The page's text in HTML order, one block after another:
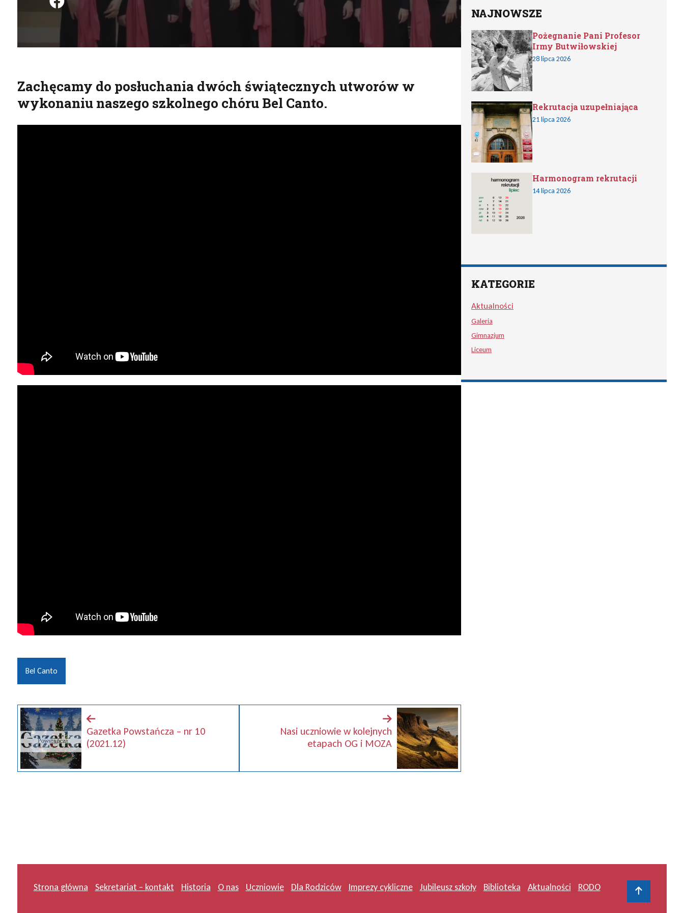
Zachęcamy do posłuchania dwóch świątecznych utworów w
wykonaniu naszego szkolnego chóru Bel Canto.
Bel Canto
Gazetka Powstańcza – nr 10
(2021.12)
Nasi uczniowie w kolejnych
etapach OG i MOZA
NAJNOWSZE
Pożegnanie Pani Profesor
Irmy Butwiłowskiej
28 lipca 2026
Rekrutacja uzupełniająca
21 lipca 2026
Harmonogram rekrutacji
14 lipca 2026
KATEGORIE
Aktualności
Galeria
Gimnazjum
Liceum
Strona główna Sekretariat – kontakt Historia O nas Uczniowie Dla Rodziców Imprezy cykliczne Jubileusz szkoły Biblioteka Aktualności RODO Do